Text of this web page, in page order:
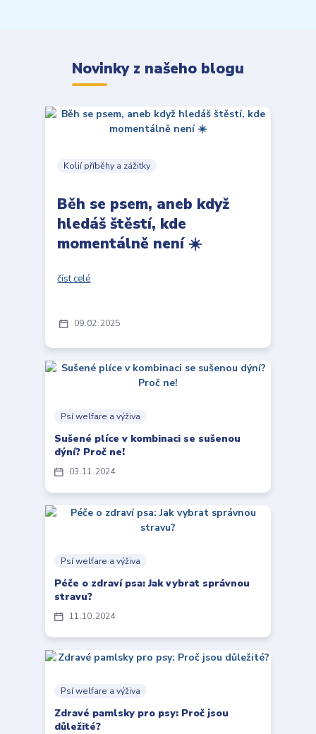
Novinky z našeho blogu
09 02 2025
Kolií příběhy a zážitky
Běh se psem, aneb když
hledáš štěstí, kde
momentálně není ☀️
číst celé
03 11 2024
Psí welfare a výživa
Sušené plíce v kombinaci se sušenou
dýní? Proč ne!
11 10 2024
Psí welfare a výživa
Péče o zdraví psa: Jak vybrat správnou
stravu?
Psí welfare a výživa
Zdravé pamlsky pro psy: Proč jsou
důležité?